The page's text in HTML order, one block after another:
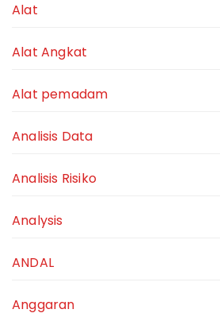
Alat
Alat Angkat
Alat pemadam
Analisis Data
Analisis Risiko
Analysis
ANDAL
Anggaran